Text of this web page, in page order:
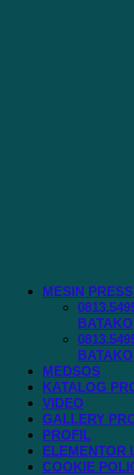
MESIN
BATAKO
BATAKO
MEDSOS
KATALOG
VIDEO
GALLERY
PROFIL
ELEMENTOR
COOKIE